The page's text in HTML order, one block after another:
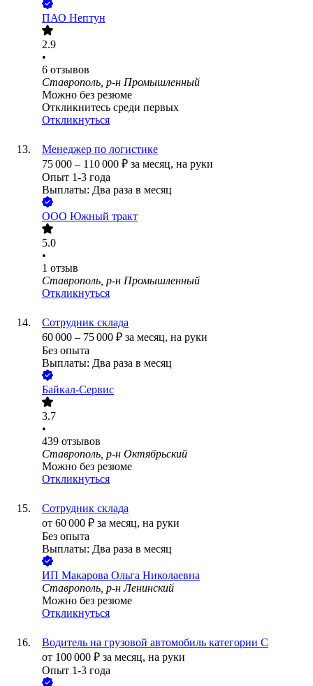
ПАО Нептун
2.9
•
6 отзывов
Ставрополь, р-н Промышленный
Можно без резюме
Откликнитесь среди первых
Откликнуться
Менеджер по логистике
75 000 – 110 000 ₽ за месяц, на руки
Опыт 1-3 года
Выплаты: Два раза в месяц
ООО Южный тракт
5.0
•
1 отзыв
Ставрополь, р-н Промышленный
Откликнуться
Сотрудник склада
60 000 – 75 000 ₽ за месяц, на руки
Без опыта
Выплаты: Два раза в месяц
Байкал-Сервис
3.7
•
439 отзывов
Ставрополь, р-н Октябрьский
Можно без резюме
Откликнуться
Сотрудник склада
от 60 000 ₽ за месяц, на руки
Без опыта
Выплаты: Два раза в месяц
ИП Макарова Ольга Николаевна
Ставрополь, р-н Ленинский
Можно без резюме
Откликнуться
Водитель на грузовой автомобиль категории С
от 100 000 ₽ за месяц, на руки
Опыт 1-3 года